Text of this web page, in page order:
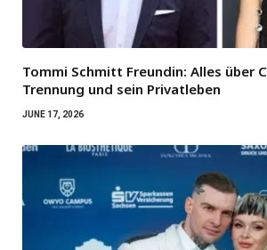
Tommi Schmitt Freundin: Alles über
Trennung und sein Privatleben
JUNE 17, 2026